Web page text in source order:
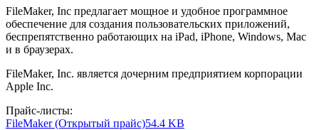
FileMaker, Inc предлагает мощное и удобное программное
обеспечение для создания пользовательских приложений,
беспрепятственно работающих на iPad, iPhone, Windows, Mac
и в браузерах.
FileMaker, Inc. является дочерним предприятием корпорации
Apple Inc.
Прайс-листы:
FileMaker (Открытый прайс)54.4 KB